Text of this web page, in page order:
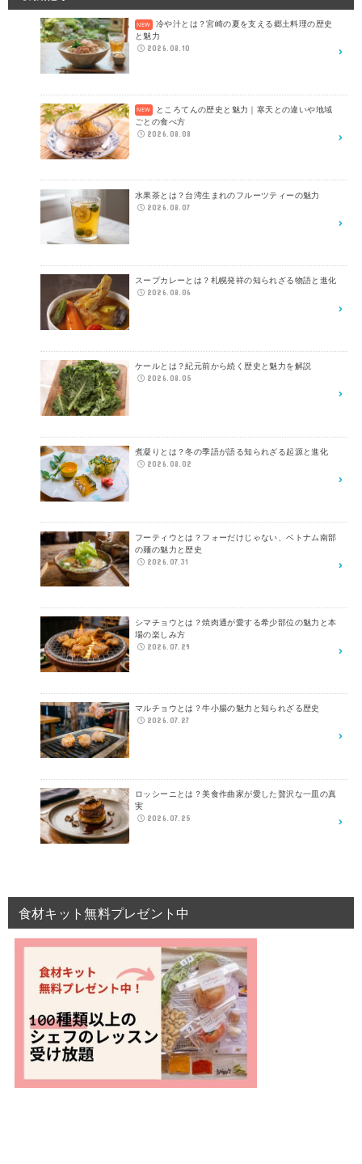
冷や汁とは？宮崎の夏を支える郷土料理の歴史
と魅力
2026.08.10
ところてんの歴史と魅力｜寒天との違いや地域
ごとの食べ方
2026.08.08
水果茶とは？台湾生まれのフルーツティーの魅力
2026.08.07
スープカレーとは？札幌発祥の知られざる物語と進化
2026.08.06
ケールとは？紀元前から続く歴史と魅力を解説
2026.08.05
煮凝りとは？冬の季語が語る知られざる起源と進化
2026.08.02
フーティウとは？フォーだけじゃない、ベトナム南部
の麺の魅力と歴史
2026.07.31
シマチョウとは？焼肉通が愛する希少部位の魅力と本
場の楽しみ方
2026.07.29
マルチョウとは？牛小腸の魅力と知られざる歴史
2026.07.27
ロッシーニとは？美食作曲家が愛した贅沢な一皿の真
実
2026.07.25
食材キット無料プレゼント中